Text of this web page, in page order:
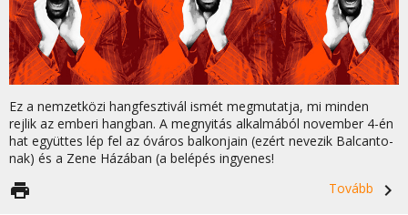
Ez a nemzetközi hangfesztivál ismét megmutatja, mi minden
rejlik az emberi hangban. A megnyitás alkalmából november 4-én
hat együttes lép fel az óváros balkonjain (ezért nevezik Balcanto-
nak) és a Zene Házában (a belépés ingyenes!
Tovább
navigate_next
print